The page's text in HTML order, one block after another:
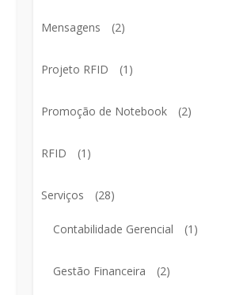
Mensagens (2)
Projeto RFID (1)
Promoção de Notebook (2)
RFID (1)
Serviços (28)
Contabilidade Gerencial (1)
Gestão Financeira (2)